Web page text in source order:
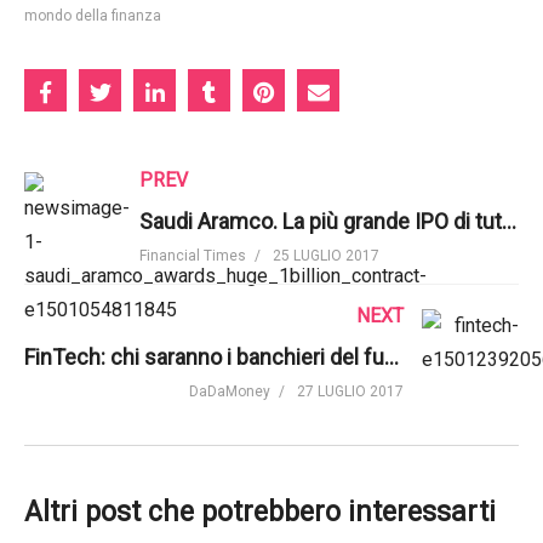
mondo della finanza
PREV
Saudi Aramco. La più grande IPO di tutti i tempi si farà a Londra nonostante la Brexit? | Financial Times
Financial Times 25 LUGLIO 2017
NEXT
FinTech: chi saranno i banchieri del futuro? | DaDaMoney
DaDaMoney 27 LUGLIO 2017
Altri post che potrebbero interessarti